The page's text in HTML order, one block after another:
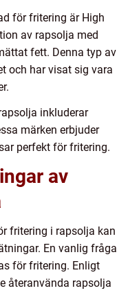
för fritering är High
av rapsolja med
fett. Denna typ av
och har visat sig vara
inkluderar
märken erbjuder
perfekt för fritering.
av
fritering i rapsolja kan
En vanlig fråga
för fritering. Enligt
återanvända rapsolja